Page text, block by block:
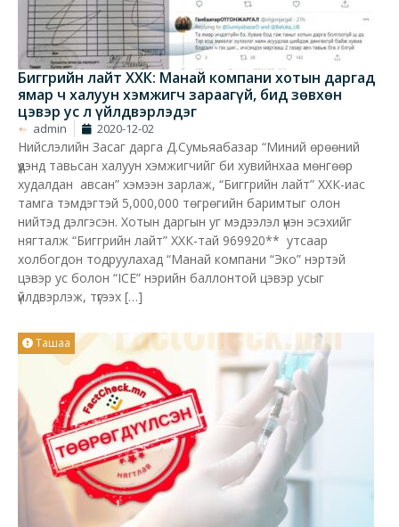
Биггрийн лайт ХХК: Манай компани хотын даргад
ямар ч халуун хэмжигч зараагүй, бид зөвхөн
цэвэр ус л үйлдвэрлэдэг
admin 2020-12-02
Нийслэлийн Засаг дарга Д.Сумьяабазар “Миний өрөөний
үүдэнд тавьсан халуун хэмжигчийг би хувийнхаа мөнгөөр
худалдан авсан” хэмээн зарлаж, “Биггрийн лайт” ХХК-иас
тамга тэмдэгтэй 5,000,000 төгрөгийн баримтыг олон
нийтэд дэлгэсэн. Хотын даргын уг мэдээлэл үнэн эсэхийг
нягталж “Биггрийн лайт” ХХК-тай 969920** утсаар
холбогдон тодруулахад “Манай компани “Эко” нэртэй
цэвэр ус болон “ICE” нэрийн баллонтой цэвэр усыг
үйлдвэрлэж, түгээх […]
Ташаа